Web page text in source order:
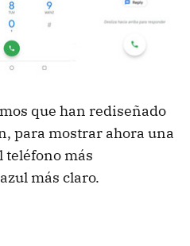
que han rediseñado
para mostrar ahora una
teléfono más
más claro.